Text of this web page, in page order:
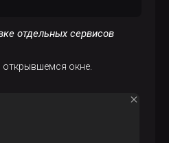
отдельных сервисов
открывшемся окне.